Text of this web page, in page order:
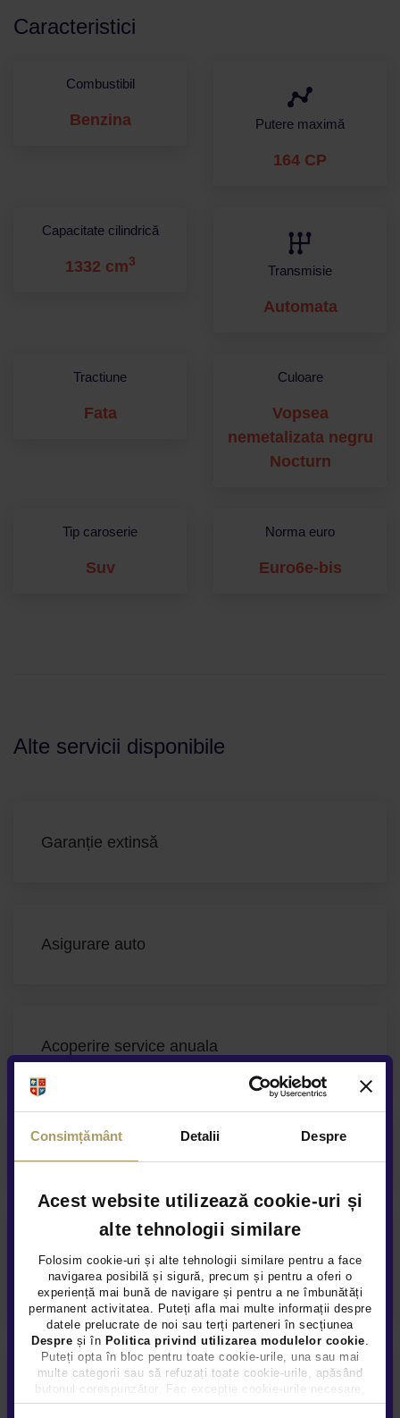
Consimțământ Detalii Despre
Acest website utilizează cookie-uri și
alte tehnologii similare
Folosim cookie-uri și alte tehnologii similare pentru a face
navigarea posibilă și sigură, precum și pentru a oferi o
experiență mai bună de navigare și pentru a ne îmbunătăți
permanent activitatea. Puteți afla mai multe informații despre
datele prelucrate de noi sau terți parteneri în secțiunea
Despre și în Politica privind utilizarea modulelor cookie.
Puteți opta în bloc pentru toate cookie-urile, una sau mai
multe categorii sau să refuzați toate cookie-urile, apăsând
butonul corespunzător. Fac excepție cookie-urile necesare,
care sunt activate automat, conform legislației în vigoare.
Caracteristici
Combustibil
Benzina Putere maximă
164 CP
Capacitate cilindrică
1332 cm3
Transmisie
Automata
Tractiune
Fata
Culoare
Vopsea
nemetalizata negru
Nocturn
Tip caroserie
Suv
Norma euro
Euro6e-bis
Alte servicii disponibile
Garanție extinsă
Asigurare auto
Acoperire service anuala
Asistenta rutiera garantata
Mercedes me